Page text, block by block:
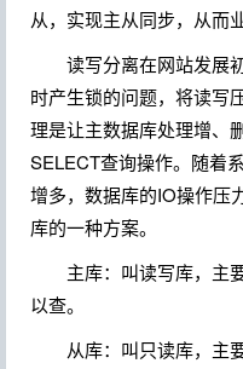
从，实现主从同步，从而
读写分离在网站发展初
时产生锁的问题，将读写
理是让主数据库处理增、
SELECT查询操作。 随着
增多，数据库的IO操作压
库的一种方案。
主库：叫读写库，主要
以查。
从库：叫只读库，主要